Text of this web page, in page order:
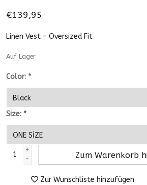
€139,95
Linen Vest – Oversized Fit
Auf Lager
Color: *
Size: *
+
-
Zum Warenkorb
Zur Wunschliste hinzufügen